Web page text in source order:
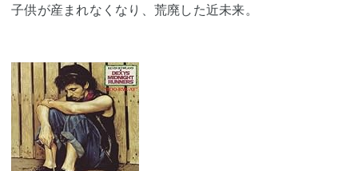
子供が産まれなくなり、荒廃した近未来。